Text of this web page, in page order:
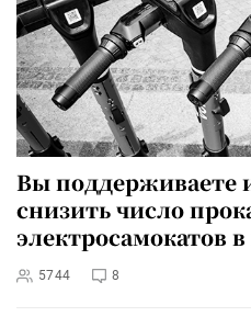
Вы поддерживаете
снизить число
электросамокатов в
5744 8